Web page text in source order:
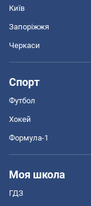
Київ
Запоріжжя
Черкаси
Спорт
Футбол
Хокей
Формула-1
Моя школа
ГДЗ